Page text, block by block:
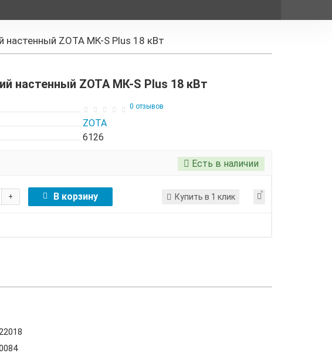
настенный ZOTA МК-S Plus 18 кВт
настенный ZOTA МК-S Plus 18 кВт
0 отзывов
ZOTA
6126
Есть в наличии
+ В корзину Купить в 1 клик